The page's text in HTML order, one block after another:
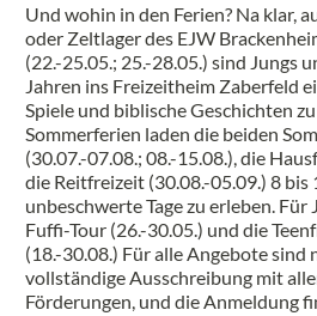
Und wohin in den Ferien? Na klar,
oder Zeltlager des EJW
(22.-25.05.; 25.-28.05.) sind Jungs
Jahren ins Freizeitheim Zaberfeld
Spiele und biblische Geschichten
Sommerferien laden die beiden
(30.07.-07.08.; 08.-15.08.), die
die Reitfreizeit (30.08.-05.09.) 8 bis
unbeschwerte Tage zu erleben. Für
Fuffi-Tour (26.-30.05.) und die
(18.-30.08.) Für alle Angebote sind
vollständige Ausschreibung mit
Förderungen, und die Anmeldung